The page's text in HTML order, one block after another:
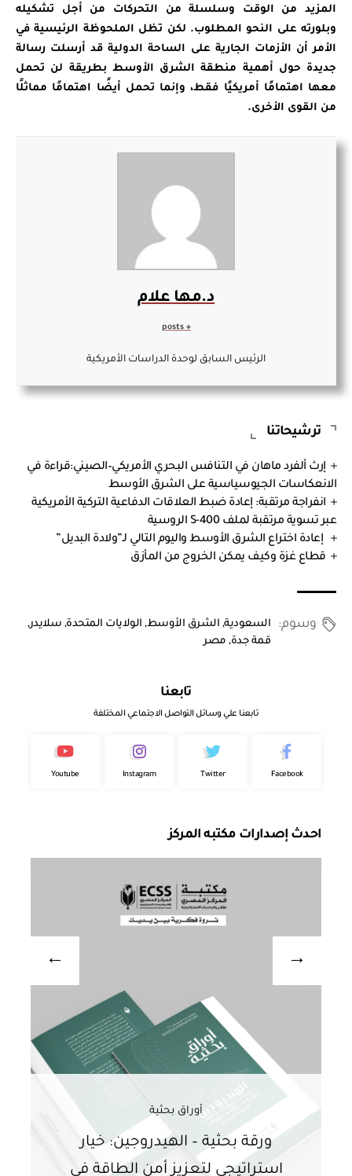
المزيد من الوقت وسلسلة من التحركات من أجل تشكيله
وبلورته على النحو المطلوب. لكن تظل الملحوظة الرئيسية في
الأمر أن الأزمات الجارية على الساحة الدولية قد أرسلت رسالة
جديدة حول أهمية منطقة الشرق الأوسط بطريقة لن تحمل
معها اهتمامًا أمريكيًا فقط، وإنما تحمل أيضًا اهتمامًا مماثلًا
من القوى الأخرى.
د.مها علام
الرئيس السابق لوحدة الدراسات الأمريكية
ترشيحاتنا
إرث ألفرد ماهان في التنافس البحري الأمريكي–الصيني:قراءة في
الانعكاسات الجيوسياسية على الشرق الأوسط
انفراجة مرتقبة: إعادة ضبط العلاقات الدفاعية التركية الأمريكية
عبر تسوية مرتقبة لملف S-400 الروسية
إعادة اختراع الشرق الأوسط واليوم التالي لـ”ولادة البديل”
قطاع غزة وكيف يمكن الخروج من المأزق
وسوم: السعودية,الشرق الأوسط,الولايات المتحدة,سلايدر,
قمة جدة,مصر
تابعنا
تابعنا علي وسائل التواصل الاجتماعي المختلفة
Facebook
Twitter
Instagram
Youtube
احدث إصدارات مكتبه المركز
أوراق بحثية
ورقة بحثية – الهيدروجين: خيار
استراتيجي لتعزيز أمن الطاقة في